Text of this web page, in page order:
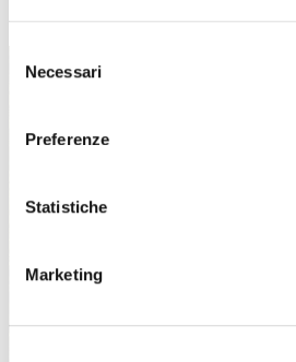
delNecessari
Preferenze
Statistiche
Marketing